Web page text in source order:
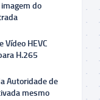
imagem do
Vídeo HEVC
H.265
Autoridade de
mesmo